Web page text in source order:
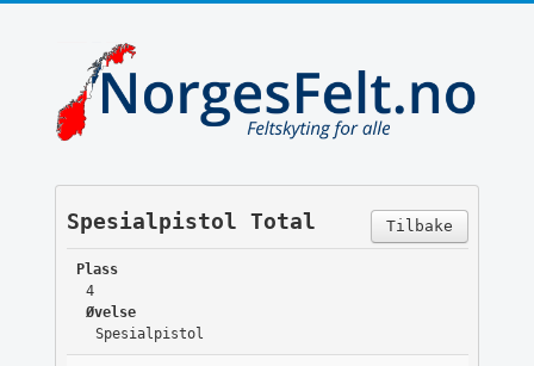
Tilbake
Spesialpistol Total
Plass
4
Øvelse
Spesialpistol